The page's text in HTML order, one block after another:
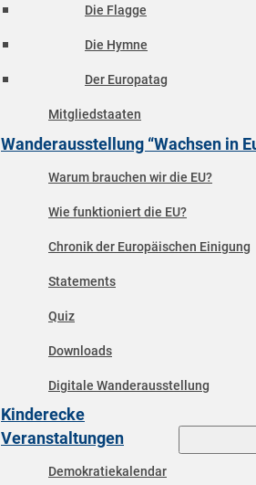
Die Flagge
Die Hymne
Der Europatag
Mitgliedstaaten
Wanderausstellung “Wachsen in
Warum brauchen wir die EU?
Wie funktioniert die EU?
Chronik der Europäischen Einigung
Statements
Quiz
Downloads
Digitale Wanderausstellung
Kinderecke
Veranstaltungen
Demokratiekalendar